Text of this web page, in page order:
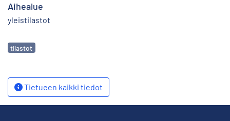
Aihealue
yleistilastot
Avainsanat
tilastot
Tietueen kaikki tiedot